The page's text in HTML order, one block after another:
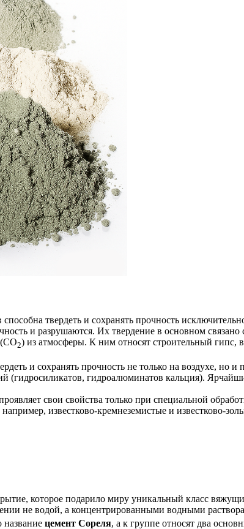
твердеть и сохранять прочность
и разрушаются. Их твердение в основном
2) из атмосферы. К ним относят строительный гипс,
и сохранять прочность не только на воздухе, но и
(гидросиликатов, гидроалюминатов кальция).
свои свойства только при специальной
известково-кремнеземистые и известково-
которое подарило миру уникальный класс
не водой, а концентрированными водными
название цемент Сореля, а к группе относят два